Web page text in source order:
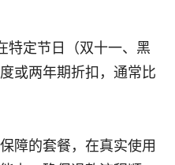
特定节日（双十一、黑
或两年期折扣，通常比
障的套餐，在真实使用